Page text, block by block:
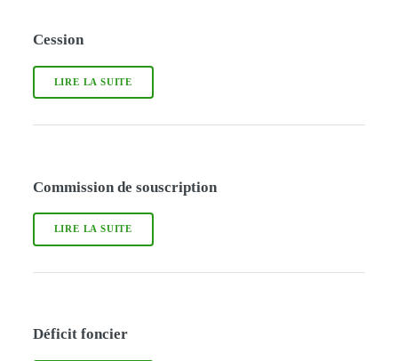
Cession
LIRE LA SUITE
Commission de souscription
LIRE LA SUITE
Déficit foncier